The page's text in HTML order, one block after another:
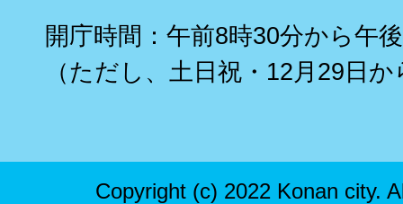
開庁時間：午前8時30分から午
（ただし、土日祝・12月29日
Copyright (c) 2022 Konan city.